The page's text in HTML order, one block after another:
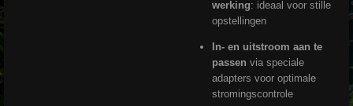
werking: ideaal voor stille
opstellingen
In- en uitstroom aan te
passen via speciale
adapters voor optimale
stromingscontrole